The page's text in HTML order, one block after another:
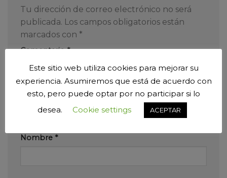
Tu dirección de correo electrónico no será
publicada. Los campos obligatorios están
marcados con *
Comentario*
Nombre *
Este sitio web utiliza cookies para mejorar su
experiencia. Asumiremos que está de acuerdo con
esto, pero puede optar por no participar si lo
desea.
Cookie settings ACEPTAR